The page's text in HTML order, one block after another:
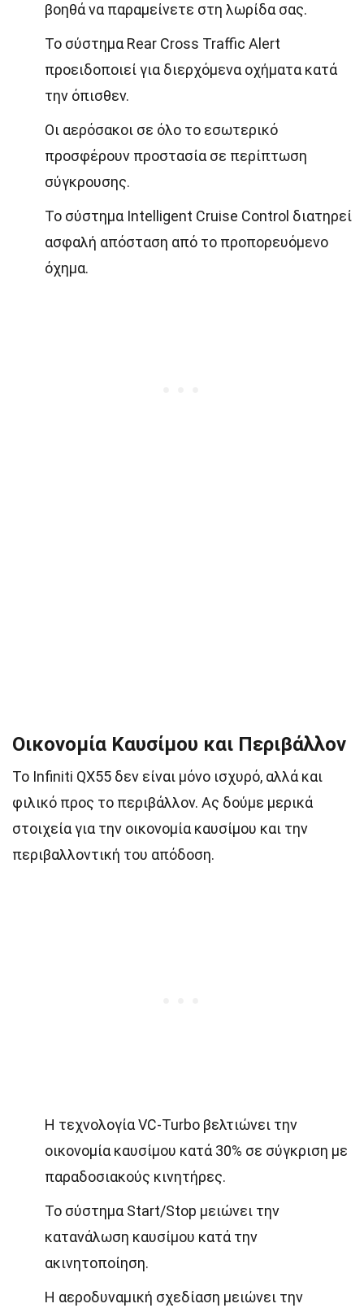
βοηθά να παραμείνετε στη λωρίδα σας.
Το σύστημα Rear Cross Traffic Alert
προειδοποιεί για διερχόμενα οχήματα κατά
την όπισθεν.
Οι αερόσακοι σε όλο το εσωτερικό
προσφέρουν προστασία σε περίπτωση
σύγκρουσης.
Το σύστημα Intelligent Cruise Control διατηρεί
ασφαλή απόσταση από το προπορευόμενο
όχημα.
Οικονομία Καυσίμου και Περιβάλλον
Το Infiniti QX55 δεν είναι μόνο ισχυρό, αλλά και
φιλικό προς το περιβάλλον. Ας δούμε μερικά
στοιχεία για την οικονομία καυσίμου και την
περιβαλλοντική του απόδοση.
Η τεχνολογία VC-Turbo βελτιώνει την
οικονομία καυσίμου κατά 30% σε σύγκριση με
παραδοσιακούς κινητήρες.
Το σύστημα Start/Stop μειώνει την
κατανάλωση καυσίμου κατά την
ακινητοποίηση.
Η αεροδυναμική σχεδίαση μειώνει την